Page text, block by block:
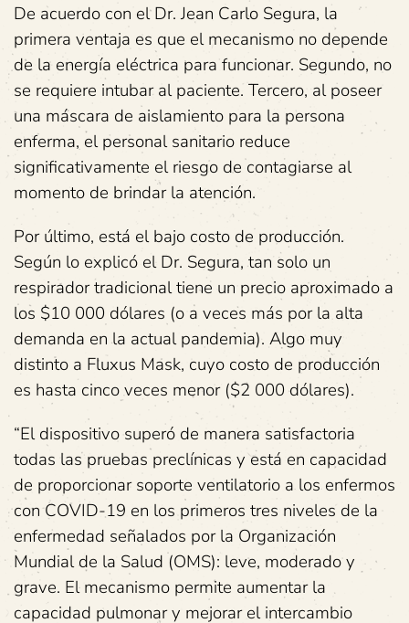
De acuerdo con el Dr. Jean Carlo Segura, la
primera ventaja es que el mecanismo no depende
de la energía eléctrica para funcionar. Segundo, no
se requiere intubar al paciente. Tercero, al poseer
una máscara de aislamiento para la persona
enferma, el personal sanitario reduce
significativamente el riesgo de contagiarse al
momento de brindar la atención.
Por último, está el bajo costo de producción.
Según lo explicó el Dr. Segura, tan solo un
respirador tradicional tiene un precio aproximado a
los $10 000 dólares (o a veces más por la alta
demanda en la actual pandemia). Algo muy
distinto a Fluxus Mask, cuyo costo de producción
es hasta cinco veces menor ($2 000 dólares).
“El dispositivo superó de manera satisfactoria
todas las pruebas preclínicas y está en capacidad
de proporcionar soporte ventilatorio a los enfermos
con COVID-19 en los primeros tres niveles de la
enfermedad señalados por la Organización
Mundial de la Salud (OMS): leve, moderado y
grave. El mecanismo permite aumentar la
capacidad pulmonar y mejorar el intercambio